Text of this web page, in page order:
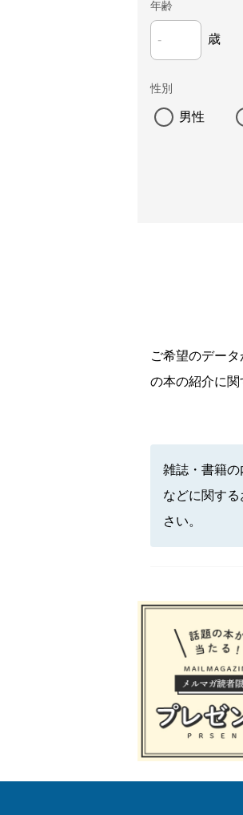
年齢
歳
性別
男性
ご希望のデー
の本の紹介に関
雑誌・書籍
などに関す
さい。